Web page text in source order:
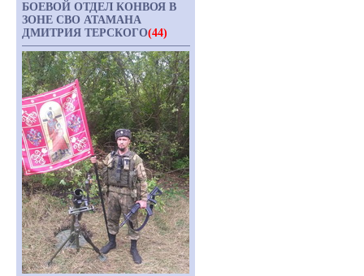
БОЕВОЙ ОТДЕЛ КОНВОЯ В
ЗОНЕ СВО АТАМАНА
ДМИТРИЯ ТЕРСКОГО(44)